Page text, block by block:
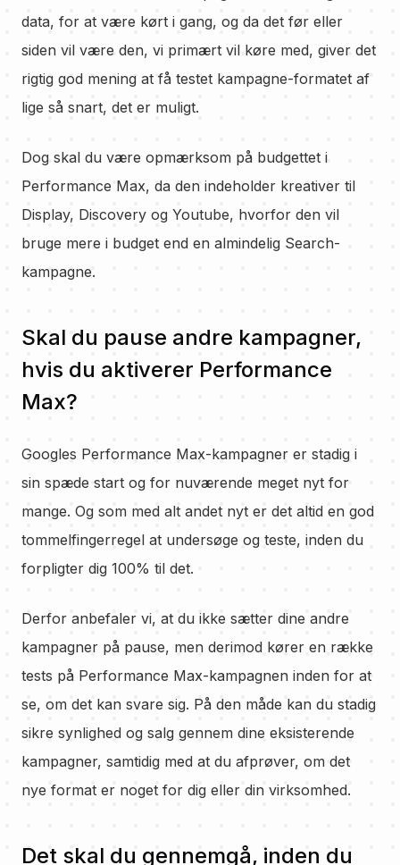
data, for at være kørt i gang, og da det før eller
siden vil være den, vi primært vil køre med, giver det
rigtig god mening at få testet kampagne-formatet af
lige så snart, det er muligt.
Dog skal du være opmærksom på budgettet i
Performance Max, da den indeholder kreativer til
Display, Discovery og Youtube, hvorfor den vil
bruge mere i budget end en almindelig Search-
kampagne.
Skal du pause andre kampagner,
hvis du aktiverer Performance
Max?
Googles Performance Max-kampagner er stadig i
sin spæde start og for nuværende meget nyt for
mange. Og som med alt andet nyt er det altid en god
tommelfingerregel at undersøge og teste, inden du
forpligter dig 100% til det.
Derfor anbefaler vi, at du ikke sætter dine andre
kampagner på pause, men derimod kører en række
tests på Performance Max-kampagnen inden for at
se, om det kan svare sig. På den måde kan du stadig
sikre synlighed og salg gennem dine eksisterende
kampagner, samtidig med at du afprøver, om det
nye format er noget for dig eller din virksomhed.
Det skal du gennemgå, inden du